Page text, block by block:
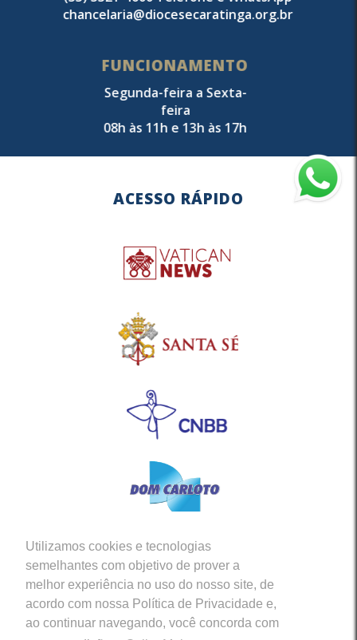
Utilizamos cookies e tecnologias
semelhantes com objetivo de prover a
melhor experiência no uso do nosso site, de
acordo com nossa Política de Privacidade e,
ao continuar navegando, você concorda com
chancelaria@diocesecaratinga.org.br
FUNCIONAMENTO
Segunda-feira a Sexta-
feira
08h às 11h e 13h às 17h
ACESSO RÁPIDO
Siga-nos em nossas Redes Sociais